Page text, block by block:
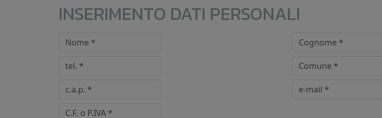
INSERIMENTO DATI PERSONALI